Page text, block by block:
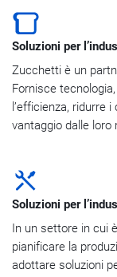
Soluzioni per
Zucchetti è un
Fornisce
l’efficienza, ridurre
vantaggio dalle loro
Soluzioni per
In un settore in cui
pianificare la
adottare soluzioni